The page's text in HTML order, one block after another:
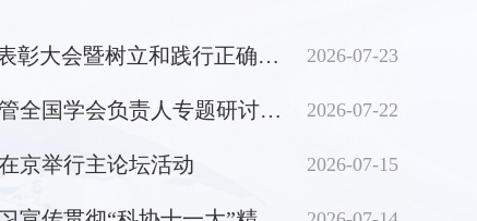
谦与来自全国学会、科研院所、高校、科技企业的
中国科协举行“两优一先”表彰大会暨树立和践行正确政绩观学习教育专题党课 2026-07-23
中国科协党校举办业务主管全国学会负责人专题研讨班（第2期） 2026-07-22
京举行主论坛活动 2026-07-15